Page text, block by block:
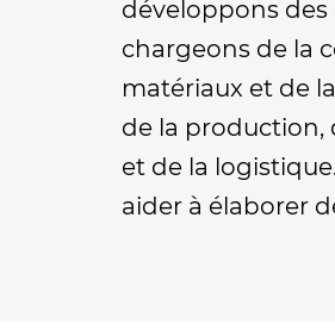
développons des
chargeons de la
matériaux et de
de la production,
et de la
aider à élaborer